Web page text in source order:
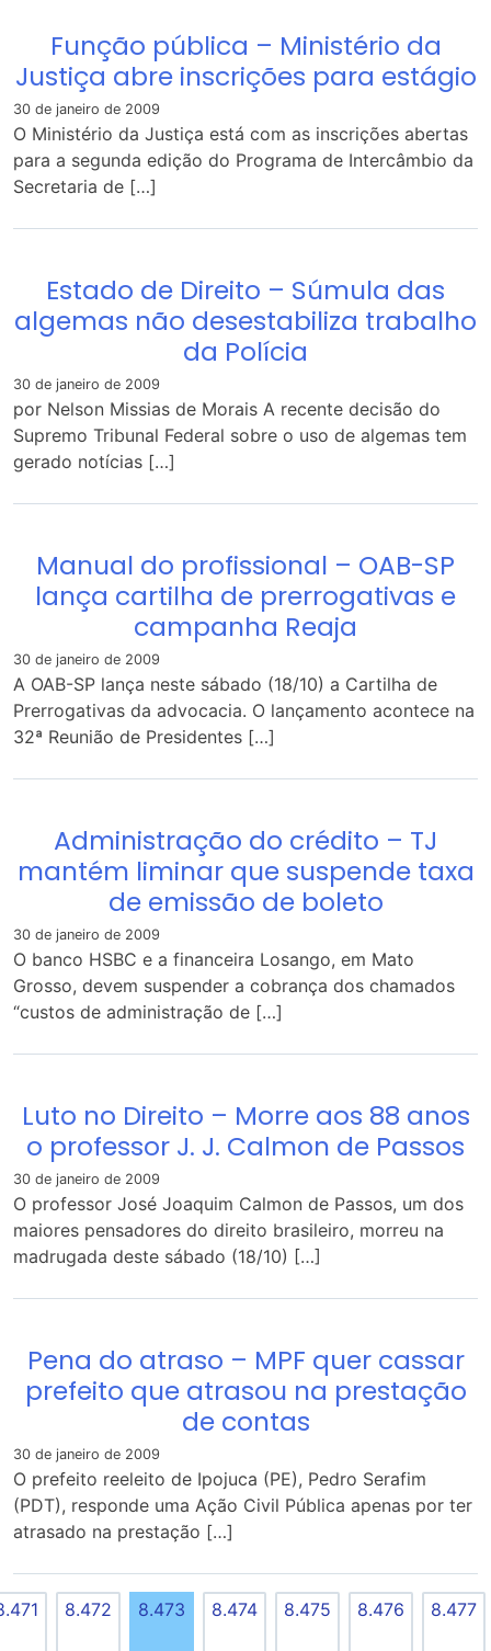
Função pública – Ministério da
Justiça abre inscrições para estágio
30 de janeiro de 2009
O Ministério da Justiça está com as inscrições abertas
para a segunda edição do Programa de Intercâmbio da
Secretaria de […]
Estado de Direito – Súmula das
algemas não desestabiliza trabalho
da Polícia
30 de janeiro de 2009
por Nelson Missias de Morais A recente decisão do
Supremo Tribunal Federal sobre o uso de algemas tem
gerado notícias […]
Manual do profissional – OAB-SP
lança cartilha de prerrogativas e
campanha Reaja
30 de janeiro de 2009
A OAB-SP lança neste sábado (18/10) a Cartilha de
Prerrogativas da advocacia. O lançamento acontece na
32ª Reunião de Presidentes […]
Administração do crédito – TJ
mantém liminar que suspende taxa
de emissão de boleto
30 de janeiro de 2009
O banco HSBC e a financeira Losango, em Mato
Grosso, devem suspender a cobrança dos chamados
“custos de administração de […]
Luto no Direito – Morre aos 88 anos
o professor J. J. Calmon de Passos
30 de janeiro de 2009
O professor José Joaquim Calmon de Passos, um dos
maiores pensadores do direito brasileiro, morreu na
madrugada deste sábado (18/10) […]
Pena do atraso – MPF quer cassar
prefeito que atrasou na prestação
de contas
30 de janeiro de 2009
O prefeito reeleito de Ipojuca (PE), Pedro Serafim
(PDT), responde uma Ação Civil Pública apenas por ter
atrasado na prestação […]
8.472 8.473 8.474 8.475 8.476 8.477